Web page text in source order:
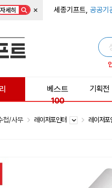
자세히 × 세종기프트, 공공기
베스트
100
기획전
첩/사무 레이저포인터 레이저